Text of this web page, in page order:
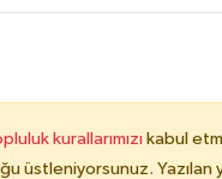
kurallarımızı kabul
üstleniyorsunuz. Yazılan